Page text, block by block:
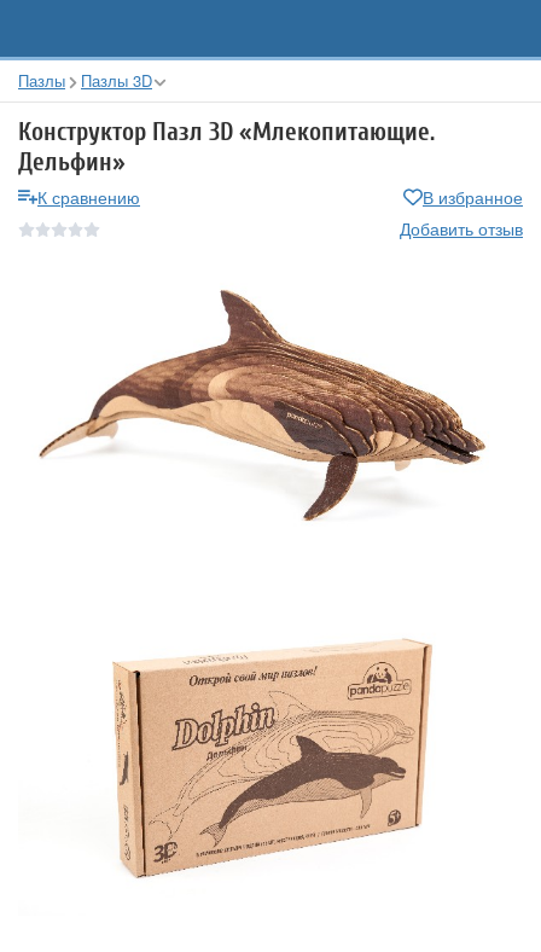
Пазлы Пазлы 3D
Конструктор Пазл 3D «Млекопитающие.
Дельфин»
К сравнению
В избранное
Добавить отзыв